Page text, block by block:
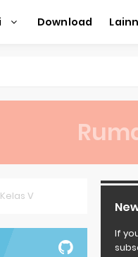
Download
Halaman 15
V
If